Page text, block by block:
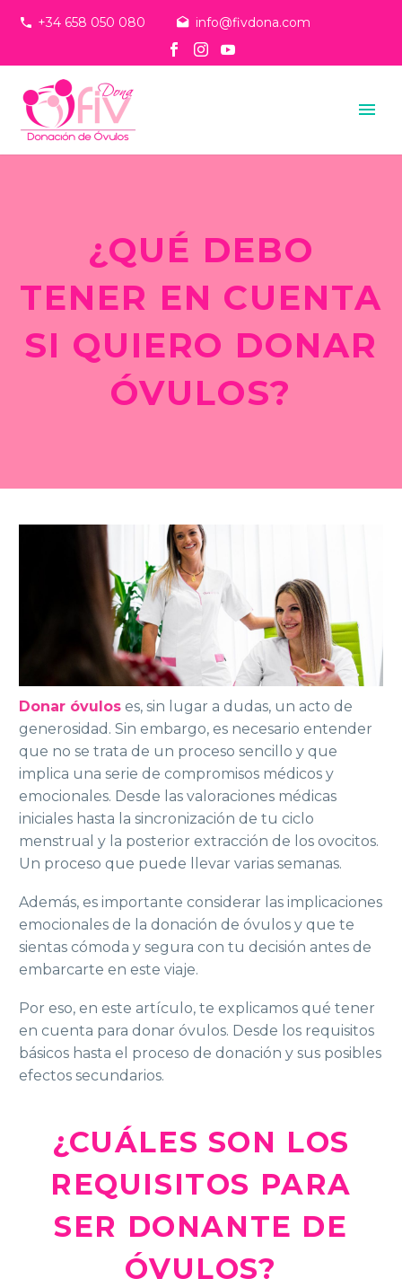
+34 658 050 080 info@fivdona.com
¿QUÉ DEBO
TENER EN CUENTA
SI QUIERO DONAR
ÓVULOS?
Donar óvulos es, sin lugar a dudas, un acto de
generosidad. Sin embargo, es necesario entender
que no se trata de un proceso sencillo y que
implica una serie de compromisos médicos y
emocionales. Desde las valoraciones médicas
iniciales hasta la sincronización de tu ciclo
menstrual y la posterior extracción de los ovocitos.
Un proceso que puede llevar varias semanas.
Además, es importante considerar las implicaciones
emocionales de la donación de óvulos y que te
sientas cómoda y segura con tu decisión antes de
embarcarte en este viaje.
Por eso, en este artículo, te explicamos qué tener
en cuenta para donar óvulos. Desde los requisitos
básicos hasta el proceso de donación y sus posibles
efectos secundarios.
¿CUÁLES SON LOS
REQUISITOS PARA
SER DONANTE DE
ÓVULOS?